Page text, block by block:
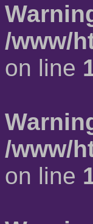
/www/
on line
/www/
on line